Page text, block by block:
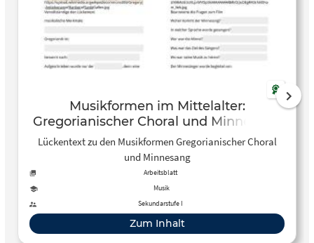
Musikformen im Mittelalter:
Gregorianischer Choral und Minnesang
Lückentext zu den Musikformen Gregorianischer Choral
und Minnesang
Arbeitsblatt
Musik
Sekundarstufe I
Zum Inhalt